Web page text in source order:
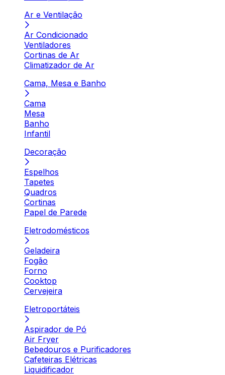
Ar e Ventilação
Ar Condicionado
Ventiladores
Cortinas de Ar
Climatizador de Ar
Cama, Mesa e Banho
Cama
Mesa
Banho
Infantil
Decoração
Espelhos
Tapetes
Quadros
Cortinas
Papel de Parede
Eletrodomésticos
Geladeira
Fogão
Forno
Cooktop
Cervejeira
Eletroportáteis
Aspirador de Pó
Air Fryer
Bebedouros e Purificadores
Cafeteiras Elétricas
Liquidificador